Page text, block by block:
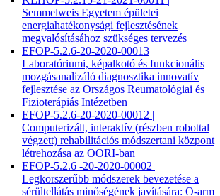
Semmelweis Egyetem épületei
energiahatékonysági fejlesztésének
megvalósításához szükséges tervezés
EFOP-5.2.6-20-2020-00013
Laboratóriumi, képalkotó és funkcionális
mozgásanalizáló diagnosztika innovatív
fejlesztése az Országos Reumatológiai és
Fizioterápiás Intézetben
EFOP-5.2.6-20-2020-00012 |
Computerizált, interaktív (részben robottal
végzett) rehabilitációs módszertani központ
létrehozása az OORI-ban
EFOP-5.2.6 -20-2020-00002 |
Legkorszerűbb módszerek bevezetése a
sérültellátás minőségének javítására: O-arm